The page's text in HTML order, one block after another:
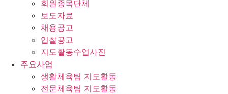
회원종목단체
보도자료
채용공고
입찰공고
지도활동수업사진
주요사업
생활체육팀 지도활동
전문체육팀 지도활동